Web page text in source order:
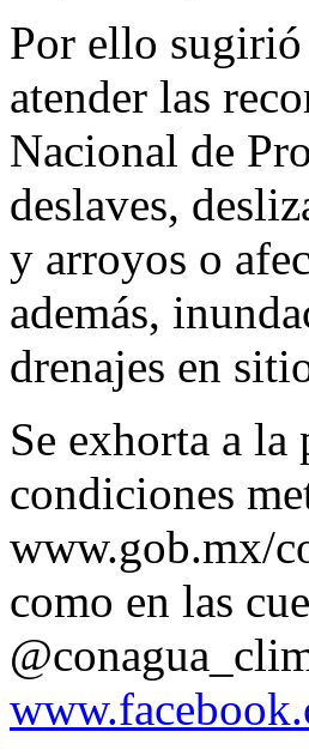
Por ello
atender las
Nacional de
deslaves,
y arroyos o
además,
drenajes en
Se exhorta a la
condiciones
www.gob.mx/
como en las